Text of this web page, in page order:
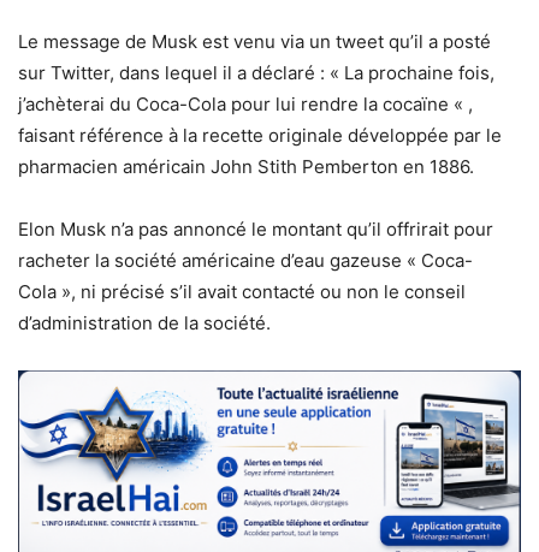
Le message de Musk est venu via un tweet qu’il a posté
sur Twitter, dans lequel il a déclaré : « La prochaine fois,
j’achèterai du Coca-Cola pour lui rendre la cocaïne « ,
faisant référence à la recette originale développée par le
pharmacien américain John Stith Pemberton en 1886.
Elon Musk n’a pas annoncé le montant qu’il offrirait pour
racheter la société américaine d’eau gazeuse « Coca-
Cola », ni précisé s’il avait contacté ou non le conseil
d’administration de la société.